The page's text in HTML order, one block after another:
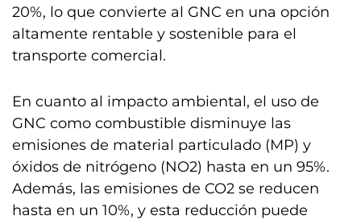
20%, lo que convierte al GNC en una opción
altamente rentable y sostenible para el
transporte comercial.
En cuanto al impacto ambiental, el uso de
GNC como combustible disminuye las
emisiones de material particulado (MP) y
óxidos de nitrógeno (NO2) hasta en un 95%.
Además, las emisiones de CO2 se reducen
hasta en un 10%, y esta reducción puede